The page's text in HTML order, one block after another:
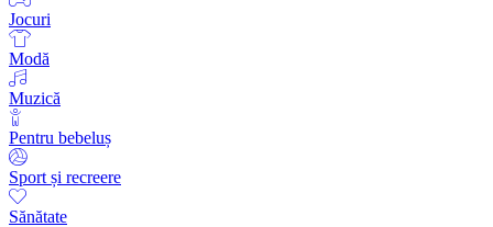
Jocuri
Modă
Muzică
Pentru bebeluș
Sport și recreere
Sănătate